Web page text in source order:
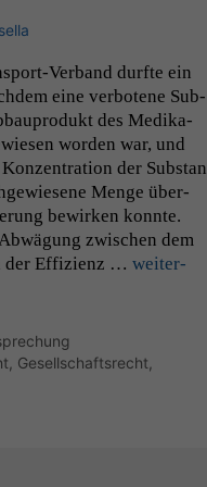
Ver­band durfte ein
eine ver­botene Sub­
des Medika­
wor­den war, und
der
Menge über­
bewirken kon­nte.
zwis­chen dem
der Effizienz … weit­er­
Gesellschaftsrecht